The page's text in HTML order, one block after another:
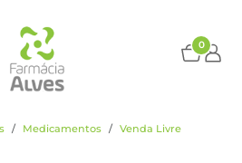
0
Medicamentos Venda Livre